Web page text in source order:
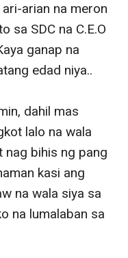
arian na meron
sa SDC na C.E.O
ganap na
edad niya..
dahil mas
lalo na wala
nag bihis ng pang
kasi ang
na wala siya sa
na lumalaban sa